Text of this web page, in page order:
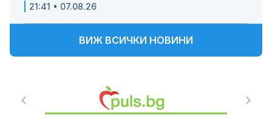
21:41 • 07.08.26
ВИЖ ВСИЧКИ НОВИНИ